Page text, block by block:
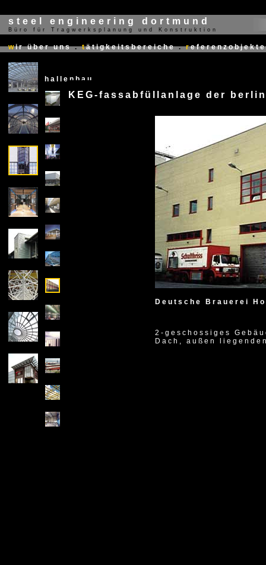
steel engineering dortmund
Büro für Tragwerksplanung und Konstruktion
wir über uns . tätigkeitsbereiche . referenzobjekte
hallenbau
X
KEG-fassabfüllanlage der
X
1994
Deutsche Brauerei
2-geschossiges
Dach, außen